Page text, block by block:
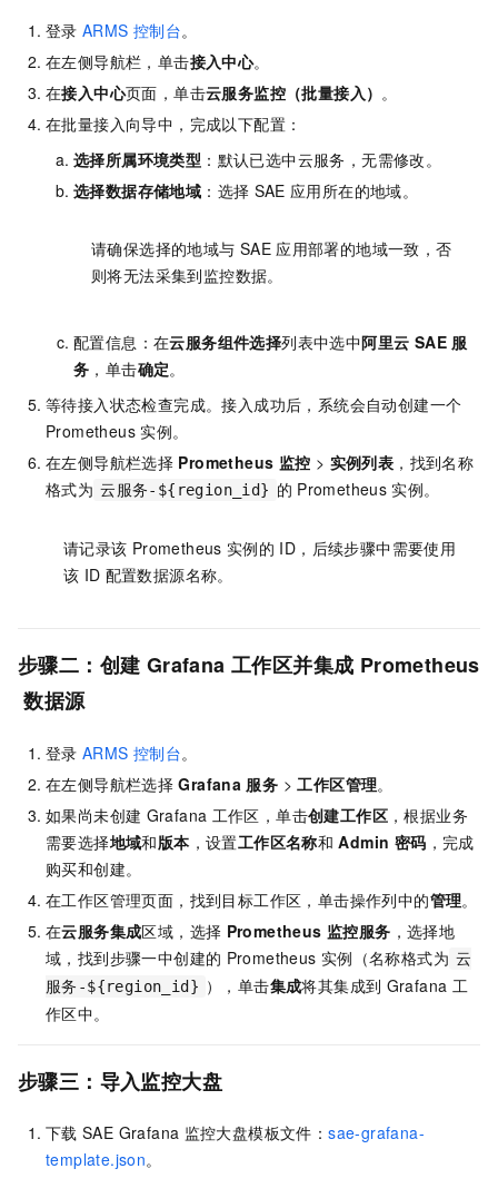
登录 ARMS 控制台。
在左侧导航栏，单击接入中心。
在接入中心页面，单击云服务监控（批量接入） 。
在批量接入向导中，完成以下配置：
选择所属环境类型 ：默认已选中云服务，无需修改。
选择数据存储地域 ：选择 SAE 应用所在的地域。
请确保选择的地域与 SAE 应用部署的地域一致，否
则将无法采集到监控数据。
配置信息：在云服务组件选择列表中选中阿里云 SAE 服
务 ，单击确定。
等待接入状态检查完成。接入成功后，系统会自动创建一个
Prometheus 实例。
在左侧导航栏选择 Prometheus 监控 > 实例列表 ，找到名称
格式为 云服务-${region_id} 的 Prometheus 实例。
请记录该 Prometheus 实例的 ID，后续步骤中需要使用
该 ID 配置数据源名称。
步骤二：创建 Grafana 工作区并集成 Prometheus
数据源
登录 ARMS 控制台。
在左侧导航栏选择 Grafana 服务 >工作区管理。
如果尚未创建 Grafana 工作区，单击创建工作区 ，根据业务
需要选择地域和版本 ，设置工作区名称和 Admin 密码 ，完成
购买和创建。
在工作区管理页面，找到目标工作区，单击操作列中的管理。
在云服务集成区域，选择 Prometheus 监控服务 ，选择地
域，找到步骤一中创建的 Prometheus 实例（名称格式为 云
服务-${region_id} ），单击集成将其集成到 Grafana 工
作区中。
步骤三：导入监控大盘
下载 SAE Grafana 监控大盘模板文件：sae-grafana-
template.json。